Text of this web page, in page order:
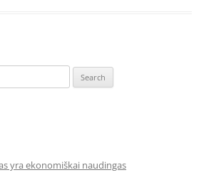
yra ekonomiškai naudingas